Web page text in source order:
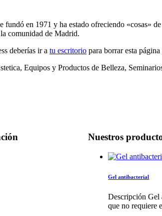
fundó en 1971 y ha estado ofreciendo «cosas»
comunidad de Madrid.
deberías ir a tu escritorio para borrar esta
Nuestros
Gel antibacterial
Descripción Gel
que no requiere